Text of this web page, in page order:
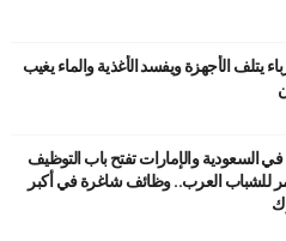
يتلف الأجهزة ويفسد الأغذية والماء يغيب
كبرى في السعودية والإمارات تفتح باب التوظيف
للشباب العرب.. وظائف شاغرة في أكبر